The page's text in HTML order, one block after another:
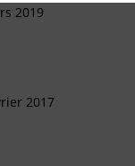
2019
2017